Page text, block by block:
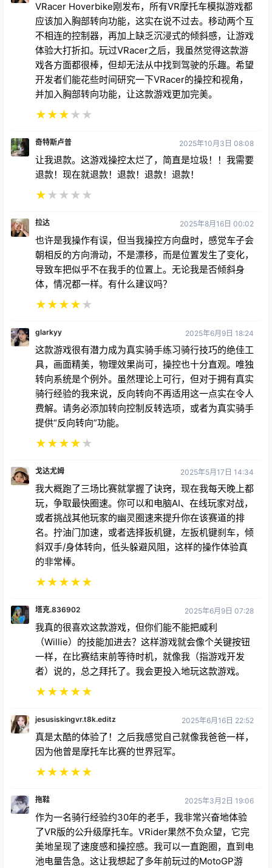
体验大打折扣。玩过VRacer之后，我虽然觉得这款游
戏各方面都很棒，但却无法从中找到驾驶的乐趣。希望
开发者们能花些时间研究一下VRacer的操控和视角，
并加入胸部转向功能，让这款游戏更加完美。
★★★★★
奇特斯卢普 2025年10月3日 08:08
让我退款。这游戏操控太烂了，简直是垃圾！！我需要
拉达 2025年8月16日 00:02
也许是我操作有误，但当我操控方向盘时，感觉车子会
导致车把似乎不在我手的位置上。无论我是否倾斜身
体，情况都一样。有什么建议吗？
★★★★★
glarkyy
这款游戏很有潜力成为真实骑手练习骑行技巧的绝佳工
转向系统是个例外。虽然理论上可行，但对于拥有真实
骑行经验的我来说，反向转向不再适用这一点实在令人
费解。请务必添加转向控制反转选项，或者为真实骑手
提供“反向转向”功能。
★★★★★
戈达尤姆
我大概跑了三场比赛就掌握了诀窍，现在我每天晚上都
或者挑战其他玩家的幽灵圈速来提升你在该赛道的排
名。拧油门加速，或者选择扳机键，左扳机键刹车，倾
斜双手/身体转向，低头躲避风阻，这样的操作体验真
的非常棒。
★★★★★
塔克.836902
我真的很喜欢这款游戏，但你们能不能把威利
一样，在比赛结束前等待时机，就像我（指游戏开发
者）说的，总之拜托了。我会更投入地玩这款游戏。
★★★★★
jesusiskingvr.t8k.editz 2025年6月16日 22:52
真是太酷的体验了！之后我感觉自己就像我爸爸一样，
★ ★
拖鞋
作为一名骑行经验约30年的老手，我非常兴奋地体验
美地呈现了速度感和操控感。我可以一直跑圈，直到电
池电量告急。这让我想起了多年前玩过的MotoGP游
戏。刷新个人最佳圈速的感觉真是太棒了！当然，如果
过弯失误，看着自己的“幽灵”从身边呼啸而过，那种挫
败感也难以言喻。🤣 熟悉赛道至关重要。在正式比赛